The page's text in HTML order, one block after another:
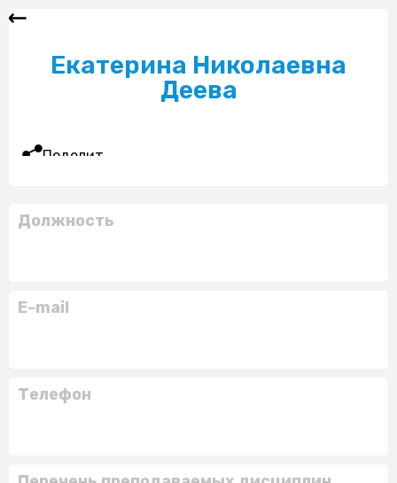
Екатерина Николаевна
Деева
Поделиться
Должность
E-mail
Телефон